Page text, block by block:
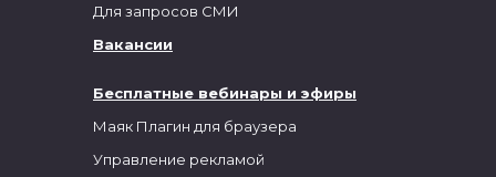
Бесплатные вебинары и эфиры
Маяк Плагин для браузера
Управление рекламой
Для запросов СМИ
Вакансии